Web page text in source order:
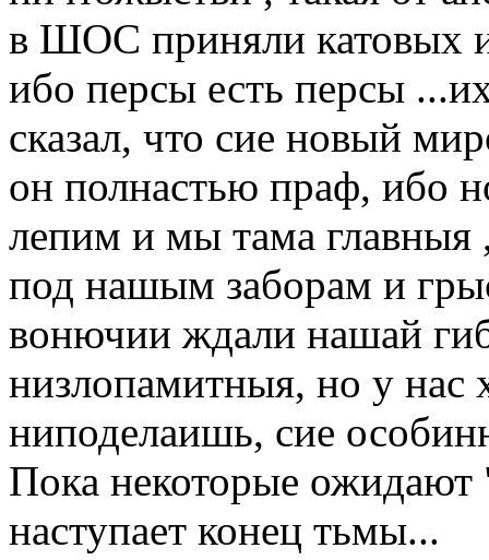
в ШОС приняли катовых
ибо персы есть персы
сказал, что сие новый
он полнастью праф, ибо
лепим и мы тама главныя
под нашым заборам и
вонючии ждали нашай
низлопамитныя, но у нас
ниподелаишь, сие
Пока некоторые ожидают
наступает конец тьмы...